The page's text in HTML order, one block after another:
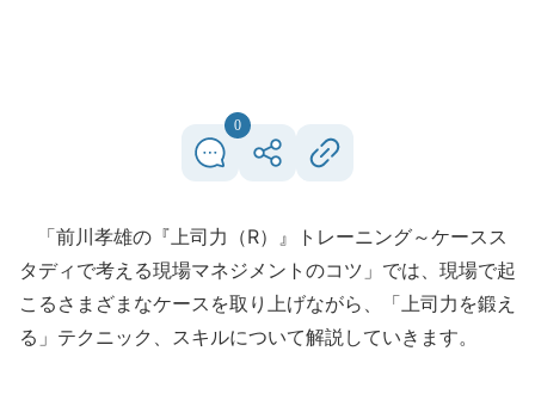
0
「前川孝雄の『上司力（R）』トレーニング～ケースス
タディで考える現場マネジメントのコツ」では、現場で起
こるさまざまなケースを取り上げながら、「上司力を鍛え
る」テクニック、スキルについて解説していきます。